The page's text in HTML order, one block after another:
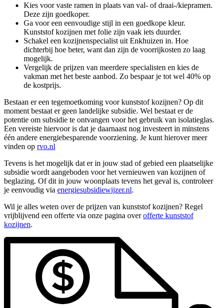
Kies voor vaste ramen in plaats van val- of draai-/kiepramen.
Deze zijn goedkoper.
Ga voor een eenvoudige stijl in een goedkope kleur.
Kunststof kozijnen met folie zijn vaak iets duurder.
Schakel een kozijnenspecialist uit Enkhuizen in. Hoe
dichterbij hoe beter, want dan zijn de voorrijkosten zo laag
mogelijk.
Vergelijk de prijzen van meerdere specialisten en kies de
vakman met het beste aanbod. Zo bespaar je tot wel 40% op
de kostprijs.
Bestaan er een tegemoetkoming voor kunststof kozijnen? Op dit
moment bestaat er geen landelijke subsidie. Wel bestaat er de
potentie om subsidie te ontvangen voor het gebruik van isolatieglas.
Een vereiste hiervoor is dat je daarnaast nog investeert in minstens
één andere energiebesparende voorziening. Je kunt hierover meer
vinden op rvo.nl
Tevens is het mogelijk dat er in jouw stad of gebied een plaatselijke
subsidie wordt aangeboden voor het vernieuwen van kozijnen of
beglazing. Of dit in jouw woonplaats tevens het geval is, controleer
je eenvoudig via energiesubsidiewijzer.nl.
Wil je alles weten over de prijzen van kunststof kozijnen? Regel
vrijblijvend een offerte via onze pagina overofferte kunststof
kozijnen.